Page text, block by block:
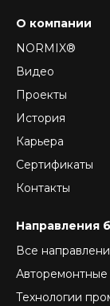
О компании
NORMIX®
Видео
Проекты
История
Карьера
Сертификаты
Контакты
Направления
Все
Авторемонтные
Технологии